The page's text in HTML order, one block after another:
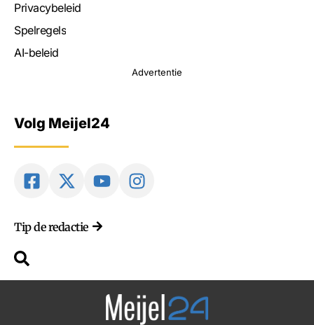
Privacybeleid
Spelregels
AI-beleid
Advertentie
Volg Meijel24
Tip de redactie